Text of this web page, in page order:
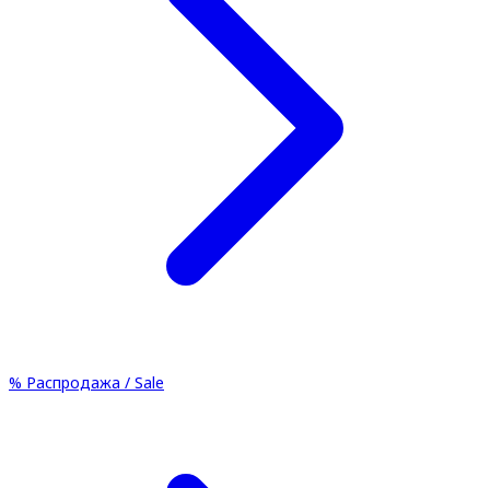
% Распродажа / Sale